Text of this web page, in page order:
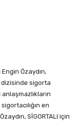
Özaydın,
dizisinde sigorta
en
SİGORTALI için